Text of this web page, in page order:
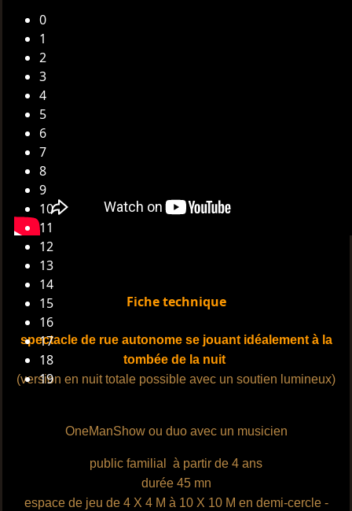
0
1
2
3
4
5
6
7
8
9
10
11
12
13
14
15
16
17
18
19
Fiche technique
spectacle de rue autonome se jouant idéalement à la
tombée de la nuit
(version en nuit totale possible avec un soutien lumineux)
OneManShow ou duo avec un musicien
public familial à partir de 4 ans
durée 45 mn
espace de jeu de 4 X 4 M à 10 X 10 M en demi-cercle -